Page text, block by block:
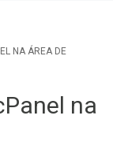
NA ÁREA DE
na